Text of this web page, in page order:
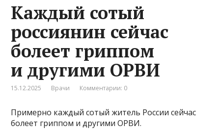
Каждый сотый
россиянин сейчас
болеет гриппом
и другими ОРВИ
15.12.2025 Врачи Комментарии: 0
Примерно каждый сотый житель России сейчас
болеет гриппом и другими ОРВИ.